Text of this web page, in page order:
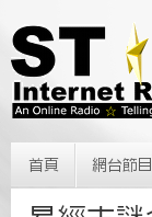
首頁 網台節目